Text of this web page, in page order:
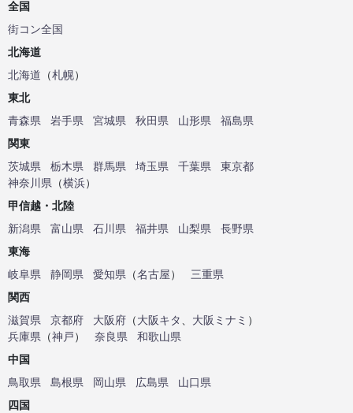
全国
街コン全国
北海道
北海道 （札幌）
東北
青森県
岩手県 宮城県 秋田県 山形県
福島県
関東
茨城県
栃木県 群馬県 埼玉県 千葉県
東京都
神奈川県 （横浜）
甲信越・北陸
新潟県
富山県 石川県 福井県 山梨県
長野県
東海
岐阜県
静岡県 愛知県 （名古屋）
三重県
関西
滋賀県
京都府 大阪府 （大阪キタ 大阪ミナミ ）
兵庫県 （神戸） 奈良県
和歌山県
中国
鳥取県
島根県 岡山県 広島県
山口県
四国